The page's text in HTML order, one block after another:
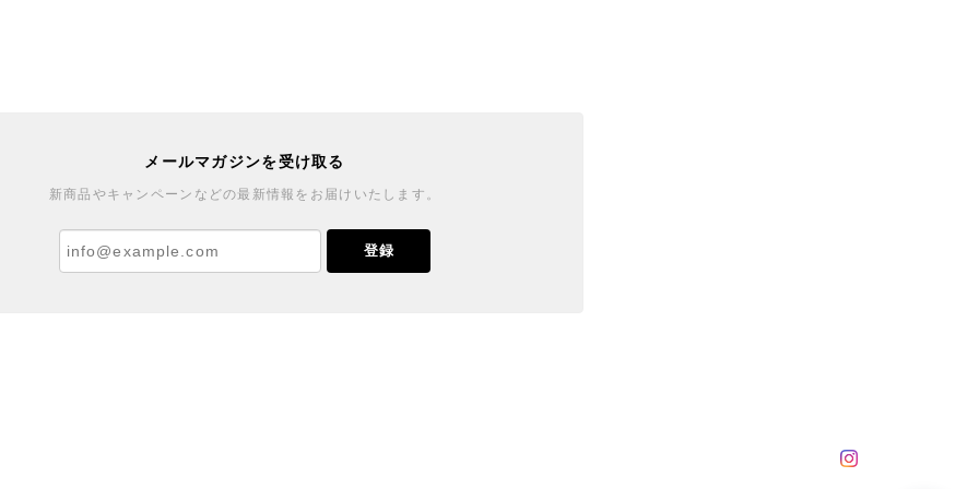
メールマガジンを受け取る
新商品やキャンペーンなどの最新情報をお届けいたします。
登録